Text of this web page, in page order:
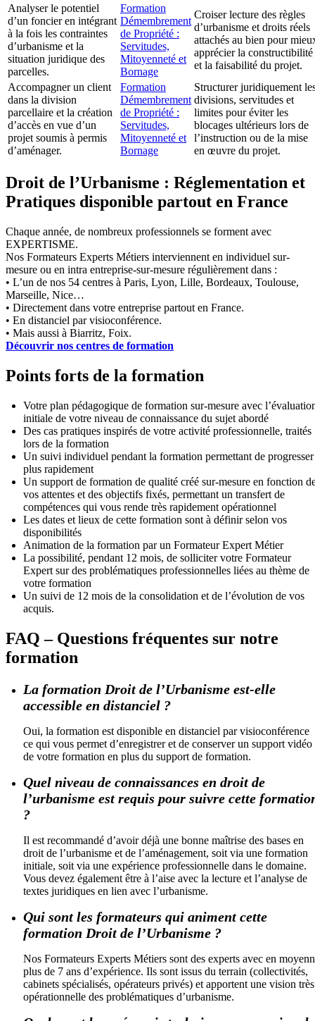
Analyser le potentiel
d’un foncier en intégrant
à la fois les contraintes
d’urbanisme et la
situation juridique des
parcelles.
Formation
Démembrement
de Propriété :
Servitudes,
Mitoyenneté et
Bornage
Croiser lecture des règles
d’urbanisme et droits réels
attachés au bien pour
apprécier la constructibilité
et la faisabilité du projet.
Accompagner un client
dans la division
parcellaire et la création
d’accès en vue d’un
projet soumis à permis
d’aménager.
Formation
Démembrement
de Propriété :
Servitudes,
Mitoyenneté et
Bornage
Structurer juridiquement
divisions, servitudes et
limites pour éviter les
blocages ultérieurs lors de
l’instruction ou de la mise
en œuvre du projet.
Droit de l’Urbanisme : Réglementation et
Pratiques disponible partout en France
Chaque année, de nombreux professionnels se forment avec
EXPERTISME.
Nos Formateurs Experts Métiers interviennent en individuel sur-
mesure ou en intra entreprise-sur-mesure régulièrement dans :
• L’un de nos 54 centres à Paris, Lyon, Lille, Bordeaux, Toulouse,
Marseille, Nice…
• Directement dans votre entreprise partout en France.
• En distanciel par visioconférence.
• Mais aussi à Biarritz, Foix.
Découvrir nos centres de formation
Points forts de la formation
Votre plan pédagogique de formation sur-mesure avec
initiale de votre niveau de connaissance du sujet abordé
Des cas pratiques inspirés de votre activité professionnelle, traités
lors de la formation
Un suivi individuel pendant la formation permettant de progresser
plus rapidement
Un support de formation de qualité créé sur-mesure en fonction
vos attentes et des objectifs fixés, permettant un transfert de
compétences qui vous rende très rapidement opérationnel
Les dates et lieux de cette formation sont à définir selon vos
disponibilités
Animation de la formation par un Formateur Expert Métier
La possibilité, pendant 12 mois, de solliciter votre Formateur
Expert sur des problématiques professionnelles liées au thème de
votre formation
Un suivi de 12 mois de la consolidation et de l’évolution de vos
acquis.
FAQ – Questions fréquentes sur notre
formation
La formation Droit de l’Urbanisme est-elle
accessible en distanciel ?
Oui, la formation est disponible en distanciel par visioconférence
ce qui vous permet d’enregistrer et de conserver un support vidéo
de votre formation en plus du support de formation.
Quel niveau de connaissances en droit de
l’urbanisme est requis pour suivre cette
?
Il est recommandé d’avoir déjà une bonne maîtrise des bases en
droit de l’urbanisme et de l’aménagement, soit via une formation
initiale, soit via une expérience professionnelle dans le domaine.
Vous devez également être à l’aise avec la lecture et l’analyse de
textes juridiques en lien avec l’urbanisme.
Qui sont les formateurs qui animent cette
formation Droit de l’Urbanisme ?
Nos Formateurs Experts Métiers sont des experts avec en
plus de 7 ans d’expérience. Ils sont issus du terrain (collectivités,
cabinets spécialisés, opérateurs privés) et apportent une vision très
opérationnelle des problématiques d’urbanisme.